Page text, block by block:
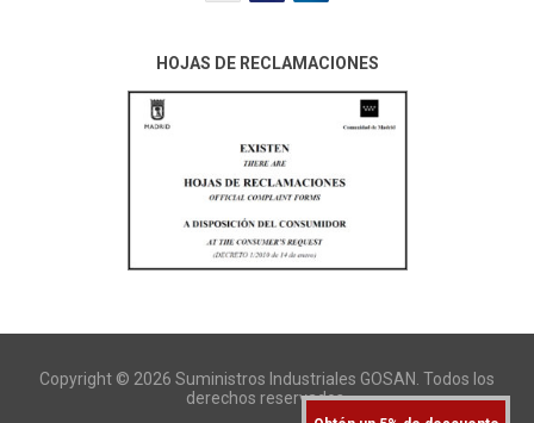
HOJAS DE RECLAMACIONES
Copyright © 2026 Suministros Industriales GOSAN. Todos los
derechos reservados.